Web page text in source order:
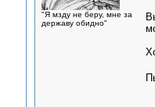
"Я мзду не беру, мне за
державу обидно"